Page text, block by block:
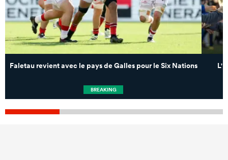
Faletau revient avec le pays de Galles pour le Six Nations
BREAKING